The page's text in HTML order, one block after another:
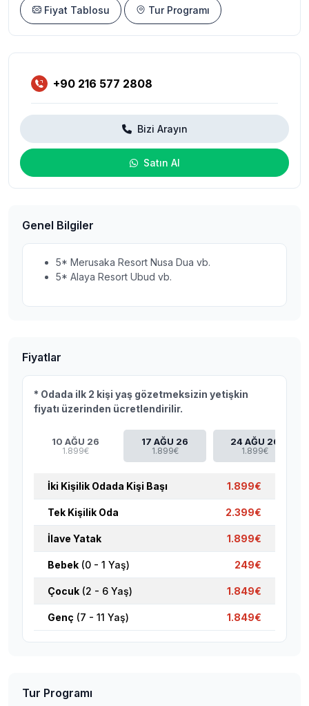
Fiyat Tablosu Tur Programı
+90 216 577 2808
Bizi Arayın
Satın Al
Genel Bilgiler
5* Merusaka Resort Nusa Dua vb.
5* Alaya Resort Ubud vb.
Fiyatlar
* Odada ilk 2 kişi yaş gözetmeksizin yetişkin
fiyatı üzerinden ücretlendirilir.
10 AĞU 26
1.899€
17 AĞU 26
1.899€
24 AĞU 26
1.899€
İki Kişilik Odada Kişi Başı 1.899€
Tek Kişilik Oda 2.399€
İlave Yatak 1.899€
Bebek (0 - 1 Yaş) 249€
Çocuk (2 - 6 Yaş) 1.849€
Genç (7 - 11 Yaş) 1.849€
Tur Programı